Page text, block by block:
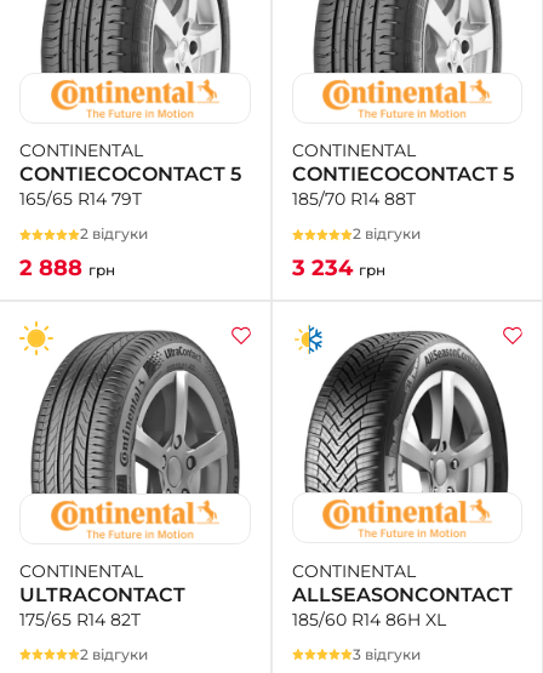
CONTINENTAL
CONTIECOCONTACT 5
165/65 R14 79T
2 відгуки
2 888 грн
CONTINENTAL
CONTIECOCONTACT 5
185/70 R14 88T
2 відгуки
3 234 грн
CONTINENTAL
ULTRACONTACT
175/65 R14 82T
2 відгуки
CONTINENTAL
ALLSEASONCONTACT
185/60 R14 86H XL
3 відгуки